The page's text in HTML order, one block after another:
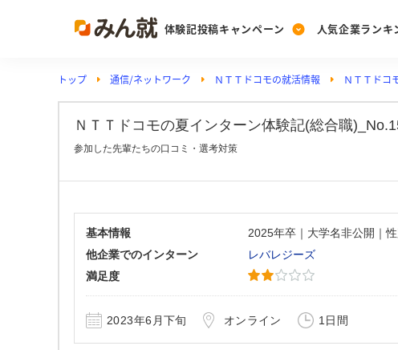
体験記投稿キャンペーン
Post
投稿する
人気企業ランキ
Ranking
ランキングを見る
Vote
投票する
PickUp
注目の企業特集
動画で知ろう！業界・企業
トップ 通信/ネットワーク ＮＴＴドコモの就活情報 ＮＴＴドコ
ＮＴＴドコモの夏インターン体験記(総合職
参加した先輩たちの口コミ・選考対策
基本情報
2025年卒｜大学名非公開｜
他企業でのインターン
レバレジーズ
満足度
2023年6月下旬 オンライン 1日間